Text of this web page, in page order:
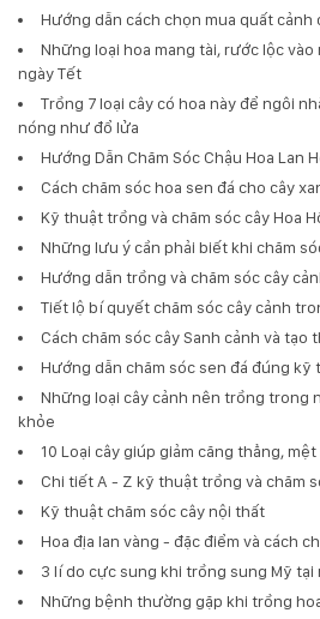
Hướng dẫn cách chọn mua quất cảnh
Những loại hoa mang tài, rước lộc
ngày Tết
Trồng 7 loại cây có hoa này để ngôi
nóng như đổ lửa
Hướng Dẫn Chăm Sóc Chậu Hoa Lan
Cách chăm sóc hoa sen đá cho cây
Kỹ thuật trồng và chăm sóc cây Hoa
Những lưu ý cần phải biết khi chăm
Hướng dẫn trồng và chăm sóc cây
Tiết lộ bí quyết chăm sóc cây cảnh
Cách chăm sóc cây Sanh cảnh và tạo
Hướng dẫn chăm sóc sen đá đúng kỹ
Những loại cây cảnh nên trồng trong
khỏe
10 Loại cây giúp giảm căng thẳng,
Chi tiết A - Z kỹ thuật trồng và chăm
Kỹ thuật chăm sóc cây nội thất
Hoa địa lan vàng - đặc điểm và cách
3 lí do cực sung khi trồng sung Mỹ tại
Những bệnh thường gặp khi trồng